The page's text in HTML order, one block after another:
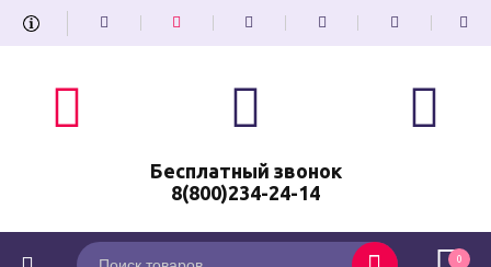
Бесплатный звонок
8(800)234-24-14
0